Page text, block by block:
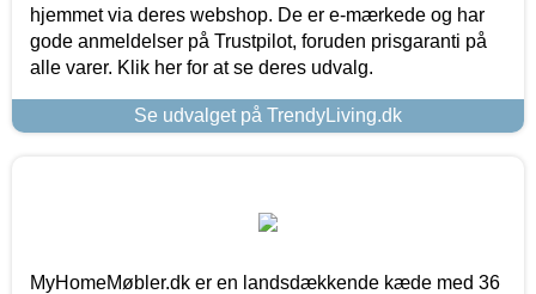
hjemmet via deres webshop. De er e-mærkede og har
gode anmeldelser på Trustpilot, foruden prisgaranti på
alle varer. Klik her for at se deres udvalg.
Se udvalget på TrendyLiving.dk
MyHomeMøbler.dk er en landsdækkende kæde med 36